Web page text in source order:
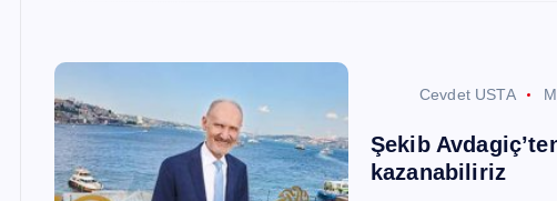
Cevdet USTA
Şekib
kazanabiliriz